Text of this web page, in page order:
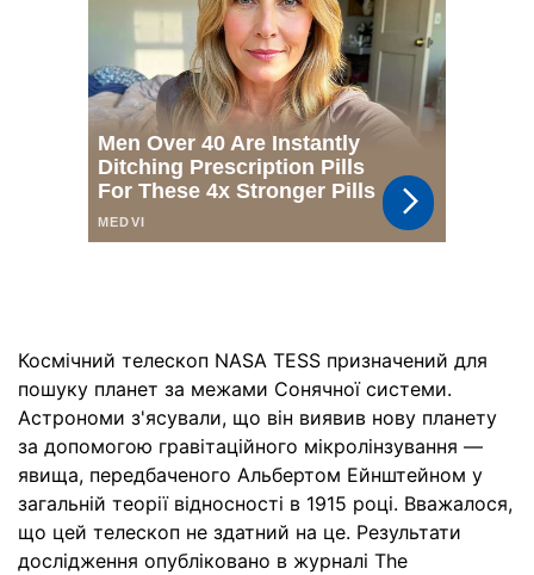
Космічний телескоп NASA TESS призначений для
пошуку планет за межами Сонячної системи.
Астрономи з'ясували, що він виявив нову планету
за допомогою гравітаційного мікролінзування —
явища, передбаченого Альбертом Ейнштейном у
загальній теорії відносності в 1915 році. Вважалося,
що цей телескоп не здатний на це. Результати
дослідження опубліковано в журналі The